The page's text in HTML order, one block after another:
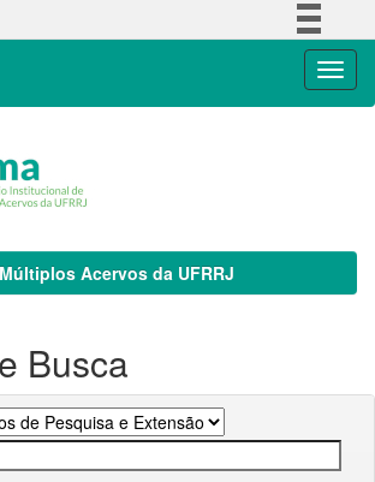
Acervos da UFRRJ
Busca